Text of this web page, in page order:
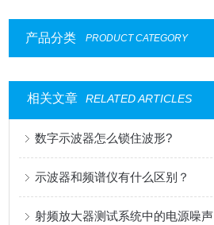
产品分类 PRODUCT CATEGORY
相关文章 RELATED ARTICLES
数字示波器怎么锁住波形?
示波器和频谱仪有什么区别？
射频放大器测试系统中的电源噪声